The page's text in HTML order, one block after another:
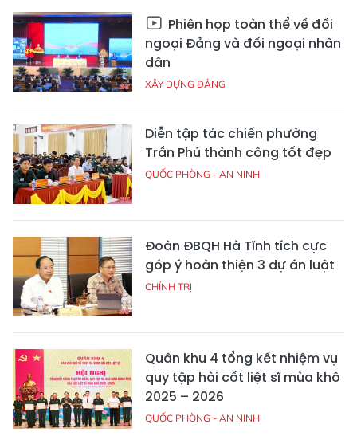
Phiên họp toàn thể về đối
ngoại Đảng và đối ngoại nhân
dân
XÂY DỰNG ĐẢNG
Diễn tập tác chiến phường
Trần Phú thành công tốt đẹp
QUỐC PHÒNG - AN NINH
Đoàn ĐBQH Hà Tĩnh tích cực
góp ý hoàn thiện 3 dự án luật
CHÍNH TRỊ
Quân khu 4 tổng kết nhiệm vụ
quy tập hài cốt liệt sĩ mùa khô
2025 – 2026
QUỐC PHÒNG - AN NINH